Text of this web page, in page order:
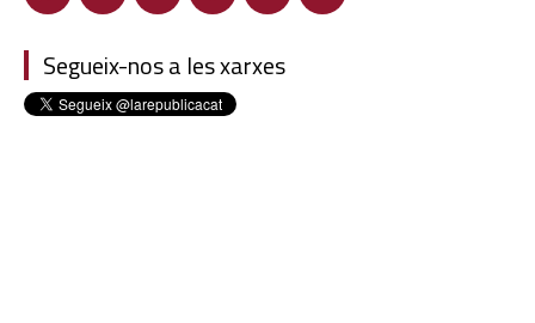
Segueix-nos a les xarxes